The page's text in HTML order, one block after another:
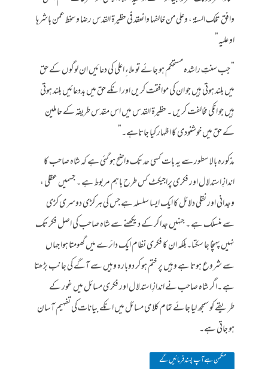
وافق تلک السنة ، وعلی من خالفها وانعقد فی حظیرۃ القدس رضا و سخط عمن باشرها
او علیه”
” جب سنتِ راشدہ مستحکم ہو جائے تو ملاءِ اعلی کی دعائیں ان لوگوں کے حق
میں بلند ہوتی ہیں جو ان کی موافقت کریں اور انکے حق میں بددعائیں بلند ہوتی
ہیں جو انکی مخالفت کریں ۔ حظیرۃ القدس میں اس مقدس طریقہ کے حاملین
کے حق میں خوشنودی کا اظہار کیا جاتاہے۔”
مذکورہ بالا سطور سے یہ بات کسی حد تک واضح ہو گئی ہے کہ شاہ صاحب کا
اندازِ استدلال اور فکری پراجیکٹ کس طرح باہم مربوط ہے ۔ جسمیں عقلی ،
وجدانی اور نقلی دلائل کا ایک ایسا سلسلہ ہے جس کی ہر کڑی دوسری کڑی
سے منسلک ہے ۔ جنہیں جدا کر کے دیکھنے سے شاہ صاحب کی اصل فکر تک
نہیں پہنچا جا سکتا۔بلکہ ان کا فکری نظام ایک دائرے میں گھومتا ہوا جہاں
سے شروع ہوتا ہے وہیں پر ختم ہو کر دوبارہ وہیں سے آگے کی جانب بڑھتا
ہے ۔اگر شاہ صاحب نے اندازِ استدلال اور فکری مسائل میں غور کے
طریقے کو سمجھ لیا جائے تمام کلامی مسائل میں انکے بیانات کی تفہیم آسان
ہو جاتی ہے۔
مکمن ہےآپ پسند فرمائیں گے